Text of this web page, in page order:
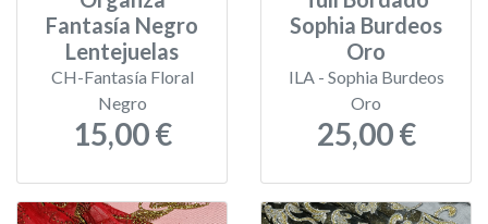
Fantasía Negro
Lentejuelas
CH-Fantasía Floral
Negro
15,00 €
Sophia Burdeos
Oro
ILA - Sophia Burdeos
Oro
25,00 €